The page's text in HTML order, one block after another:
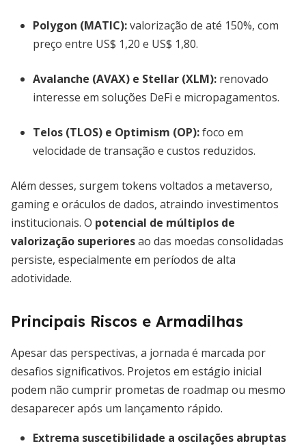
Polygon (MATIC):valorização de até 150%, com
preço entre US$ 1,20 e US$ 1,80.
Avalanche (AVAX) e Stellar (XLM): renovado
interesse em soluções DeFi e micropagamentos.
Telos (TLOS) e Optimism (OP):foco em
velocidade de transação e custos reduzidos.
Além desses, surgem tokens voltados a metaverso,
gaming e oráculos de dados, atraindo investimentos
institucionais. O potencial de múltiplos de
valorização superioresao das moedas consolidadas
persiste, especialmente em períodos de alta
adotividade.
Principais Riscos e Armadilhas
Apesar das perspectivas, a jornada é marcada por
desafios significativos. Projetos em estágio inicial
podem não cumprir prometas de roadmap ou mesmo
desaparecer após um lançamento rápido.
Extrema suscetibilidade a oscilações abruptas